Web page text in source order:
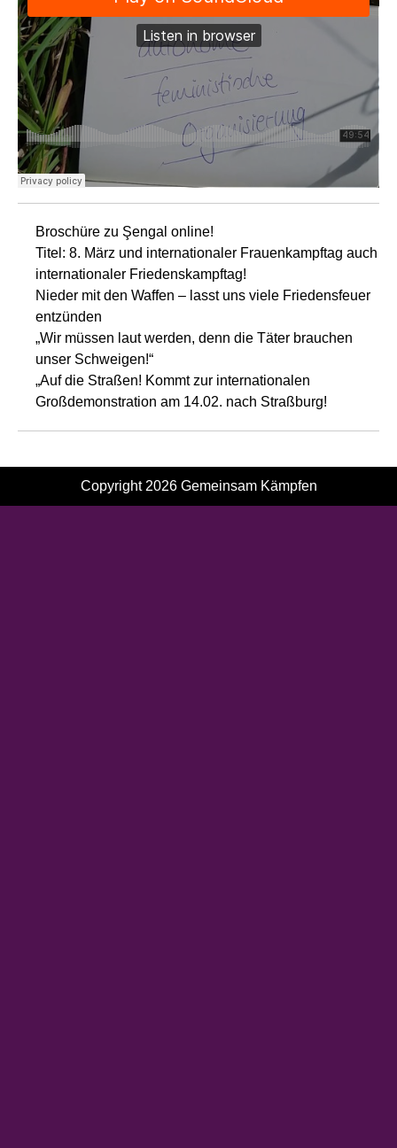
Broschüre zu Şengal online!
Titel: 8. März und internationaler Frauenkampftag auch
internationaler Friedenskampftag!
Nieder mit den Waffen – lasst uns viele Friedensfeuer
entzünden
„Wir müssen laut werden, denn die Täter brauchen
unser Schweigen!“
„Auf die Straßen! Kommt zur internationalen
Großdemonstration am 14.02. nach Straßburg!
Copyright 2026 Gemeinsam Kämpfen